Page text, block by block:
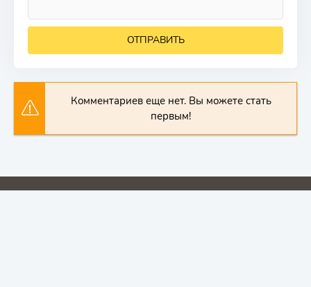
ОТПРАВИТЬ
Комментариев еще нет. Вы можете стать
первым!